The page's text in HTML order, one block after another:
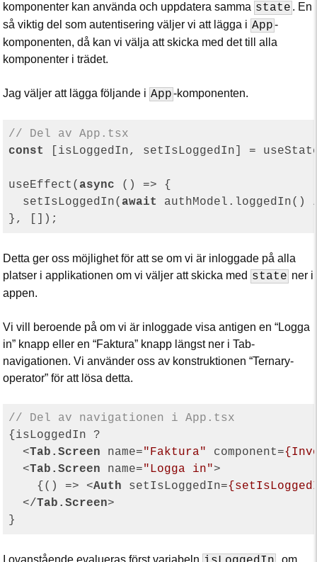
komponenter kan använda och uppdatera samma state . En
så viktig del som autentisering väljer vi att lägga i App-
komponenten, då kan vi välja att skicka med det till alla
komponenter i trädet.
Jag väljer att lägga följande i App-komponenten.
// Del av App.tsx
const
[isLoggedIn, setIsLoggedIn] =
useEffect( async () => {
  setIsLoggedIn(
await authModel.loggedIn()
Detta ger oss möjlighet för att se om vi är inloggade på alla
platser i applikationen om vi väljer att skicka med state ner i
appen.
Vi vill beroende på om vi är inloggade visa antigen en “Logga
in” knapp eller en “Faktura” knapp längst ner i Tab-
navigationen. Vi använder oss av konstruktionen “Ternary-
operator” för att lösa detta.
// Del av navigationen i App.tsx
{isLoggedIn ?
<Tab.Screen name="Faktura" component=
<Tab.Screen name="Logga in">
    {() =>
<Auth setIsLoggedIn=
</Tab.Screen>
I ovanstående evalueras först variabeln , om